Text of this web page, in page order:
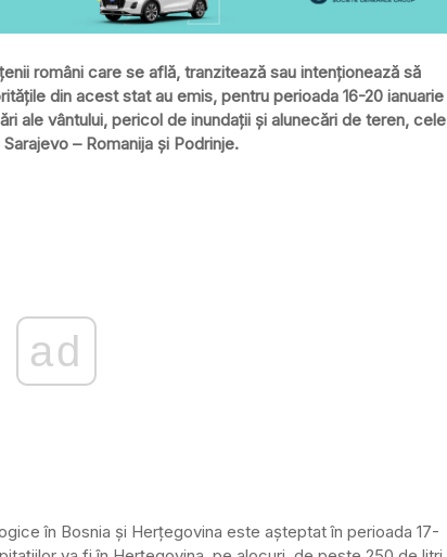
români care se află, tranzitează sau intenţionează să
din acest stat au emis, pentru perioada 16-20 ianuarie
ale vântului, pericol de inundaţii şi alunecări de teren, cele
– Romanija şi Podrinje.
ad
în Bosnia şi Herţegovina este aşteptat în perioada 17-